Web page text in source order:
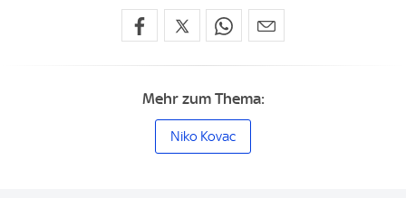
Mehr zum Thema:
Niko Kovac